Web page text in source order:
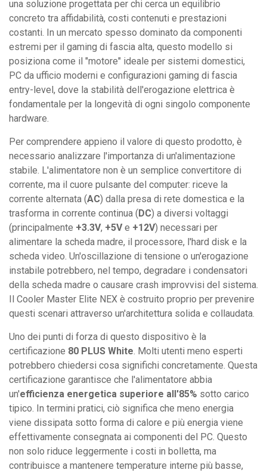
gaming
entry-
level.
quantità
una soluzione progettata per chi cerca un equilibrio
concreto tra affidabilità, costi contenuti e prestazioni
costanti. In un mercato spesso dominato da componenti
estremi per il gaming di fascia alta, questo modello si
posiziona come il "motore" ideale per sistemi domestici,
PC da ufficio moderni e configurazioni gaming di fascia
entry-level, dove la stabilità dell'erogazione elettrica è
fondamentale per la longevità di ogni singolo componente
hardware.
Per comprendere appieno il valore di questo prodotto, è
necessario analizzare l'importanza di un'alimentazione
stabile. L'alimentatore non è un semplice convertitore di
corrente, ma il cuore pulsante del computer: riceve la
corrente alternata (AC) dalla presa di rete domestica e la
trasforma in corrente continua (DC) a diversi voltaggi
(principalmente +3.3V, +5Ve +12V) necessari per
alimentare la scheda madre, il processore, l'hard disk e la
scheda video. Un'oscillazione di tensione o un'erogazione
instabile potrebbero, nel tempo, degradare i condensatori
della scheda madre o causare crash improvvisi del sistema.
Il Cooler Master Elite NEX è costruito proprio per prevenire
questi scenari attraverso un'architettura solida e collaudata.
Uno dei punti di forza di questo dispositivo è la
certificazione 80 PLUS White . Molti utenti meno esperti
potrebbero chiedersi cosa significhi concretamente. Questa
certificazione garantisce che l'alimentatore abbia
un'efficienza energetica superiore all'85% sotto carico
tipico. In termini pratici, ciò significa che meno energia
viene dissipata sotto forma di calore e più energia viene
effettivamente consegnata ai componenti del PC. Questo
non solo riduce leggermente i costi in bolletta, ma
contribuisce a mantenere temperature interne più basse,